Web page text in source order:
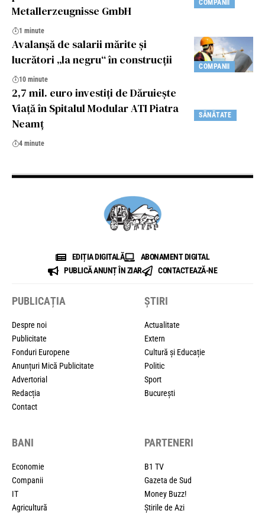
COMPANII
Metallerzeugnisse GmbH
1 minute
COMPANII
Avalanşă de salarii mărite şi
lucrători „la negru“ în construcţii
10 minute
SĂNĂTATE
2,7 mil. euro investiți de Dăruiește
Viață în Spitalul Modular ATI Piatra
Neamț
4 minute
EDIȚIA DIGITALĂ
ABONAMENT DIGITAL
PUBLICĂ ANUNȚ ÎN ZIAR
CONTACTEAZĂ-NE
PUBLICAȚIA
Despre noi
Publicitate
Fonduri Europene
Anunțuri Mică Publicitate
Advertorial
Redacția
Contact
ȘTIRI
Actualitate
Extern
Cultură și Educație
Politic
Sport
București
BANI
Economie
Companii
IT
Agricultură
PARTENERI
B1 TV
Gazeta de Sud
Money Buzz!
Știrile de Azi